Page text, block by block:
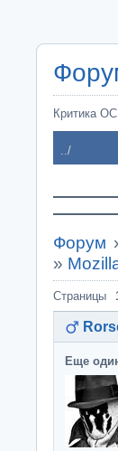
Критика
../
Форум
»
Страницы
Еще